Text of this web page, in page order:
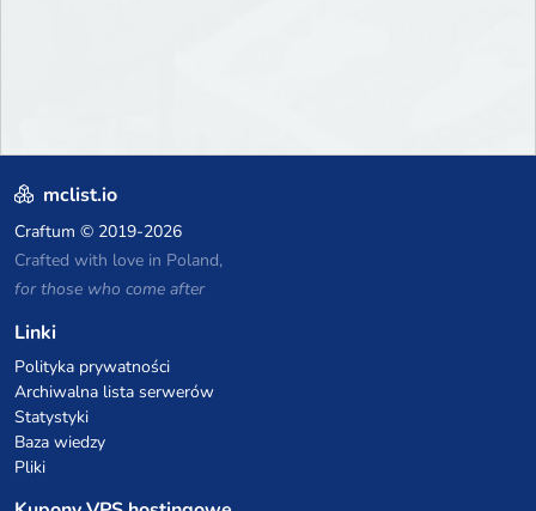
mclist.io
Craftum © 2019-2026
Crafted with love in Poland,
for those who come after
Linki
Polityka prywatności
Archiwalna lista serwerów
Statystyki
Baza wiedzy
Pliki